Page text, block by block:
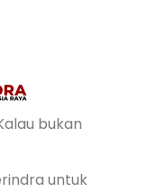
bukan
untuk